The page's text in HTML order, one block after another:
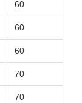
60
60
60
70
70